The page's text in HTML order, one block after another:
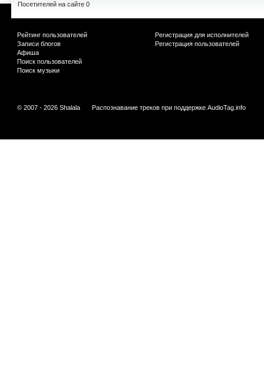
Посетителей на сайте 0
Рейтинг пользователей
Записи блогов
Афиша
Поиск пользователей
Поиск музыки
Регистрация для исполнителей
Регистрация пользователей
© 2007 - 2026 Shalala Распознавание треков при поддержке AudioTag.info